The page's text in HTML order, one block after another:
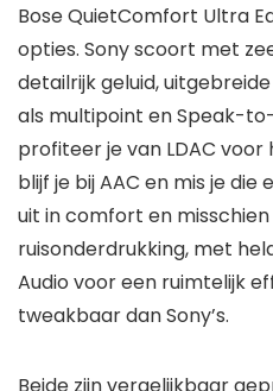
Bose QuietComfort Ultra
opties. Sony scoort met
detailrijk geluid,
als multipoint en Speak-
profiteer je van LDAC
blijf je bij AAC en mis je
uit in comfort en
ruisonderdrukking, met
Audio voor een ruimtelijk
tweakbaar dan Sony’s.
Beide zijn vergelijkbaar